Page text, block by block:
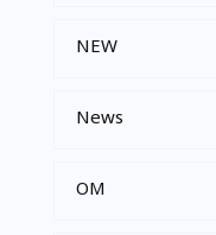
NEW
News
OM